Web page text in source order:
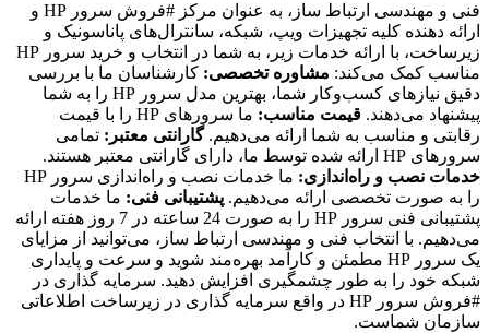
فنی و مهندسی ارتباط ساز، به عنوان مرکز #فروش سرور HP و
ارائه دهنده کلیه تجهیزات ویپ، شبکه، سانترال‌های پاناسونیک و
زیرساخت، با ارائه خدمات زیر، به شما در انتخاب و خرید سرور HP
مناسب کمک می‌کند: مشاوره تخصصی: کارشناسان ما با بررسی
دقیق نیازهای کسب‌وکار شما، بهترین مدل سرور HP را به شما
پیشنهاد می‌دهند. قیمت مناسب:
ما سرورهای HP را با قیمت
رقابتی و مناسب به شما ارائه می‌دهیم.گارانتی معتبر: تمامی
سرورهای HP ارائه شده توسط ما، دارای گارانتی معتبر هستند.
خدمات نصب و راه‌اندازی:
ما خدمات نصب و راه‌اندازی سرور HP
را به صورت تخصصی ارائه می‌دهیم. پشتیبانی فنی: ما خدمات
پشتیبانی فنی سرور HP را به صورت 24 ساعته در 7 روز هفته ارائه
می‌دهیم. با انتخاب فنی و مهندسی ارتباط ساز، می‌توانید از مزایای
یک سرور HP مطمئن و کارآمد بهره‌مند شوید و سرعت و پایداری
شبکه خود را به طور چشمگیری افزایش دهید. سرمایه گذاری در
#فروش سرور HP در واقع سرمایه گذاری در زیرساخت اطلاعاتی
سازمان شماست.